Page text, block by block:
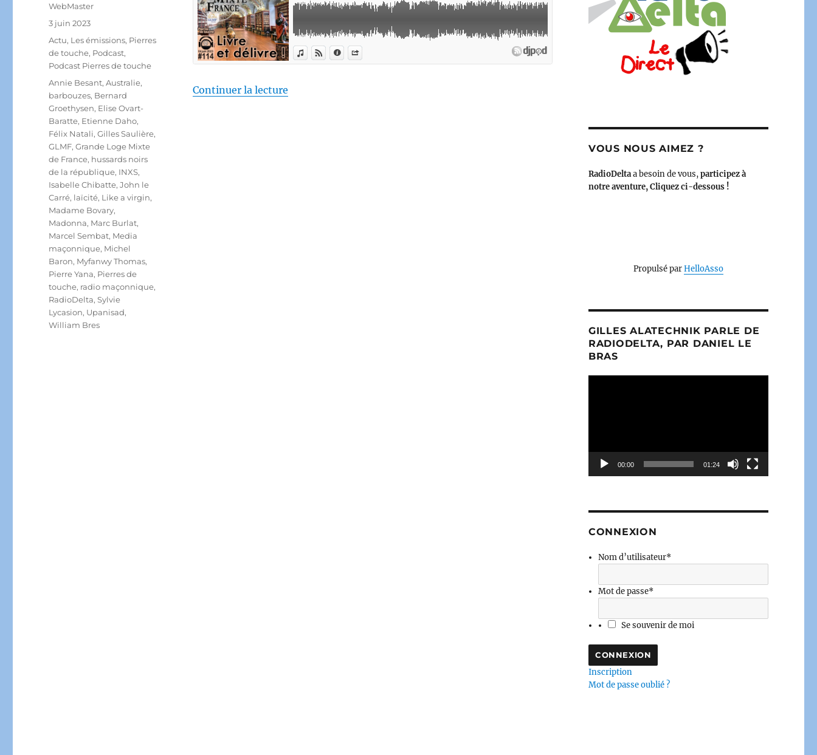
Continuer la lecturede « Pierres de touche #114 – Livre et délivre ! – 04 juin 2023 – le bimensuel printanier de la GLMF »
Auteur
WebMaster
Publié
3 juin 2023
Catégories
Actu, Les émissions, Pierres
de touche, Podcast,
Podcast Pierres de touche
Étiquettes
Annie Besant,Australie,
barbouzes, Bernard
Groethysen, Elise Ovart-
Baratte, Etienne Daho,
Félix Natali,Gilles Saulière,
GLMF,Grande Loge Mixte
de France, hussards noirs
de la république, INXS,
Isabelle Chibatte,John le
Carré, laïcité, Like a virgin,
Madame Bovary,
Madonna, Marc Burlat,
Marcel Sembat, Media
maçonnique, Michel
Baron, Myfanwy Thomas,
Pierre Yana, Pierres de
touche, radio maçonnique,
RadioDelta,Sylvie
Lycasion, Upanisad,
William Bres
VOUS NOUS AIMEZ ?
RadioDeltaa besoin de vous,participez à
notre aventure, Cliquez ci-dessous !
Propulsé parHelloAsso
GILLES ALATECHNIK PARLE DE
RADIODELTA, PAR DANIEL LE
BRAS
00:00 01:24
CONNEXION
Nom d’utilisateur*
Mot de passe*
Se souvenir de moi
Inscription
Mot de passe oublié ?